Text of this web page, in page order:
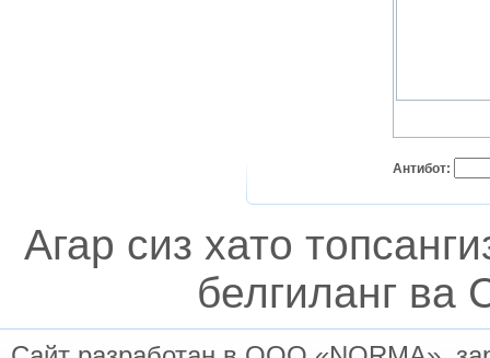
Антибот:
Агар сиз хато
белгиланг ва